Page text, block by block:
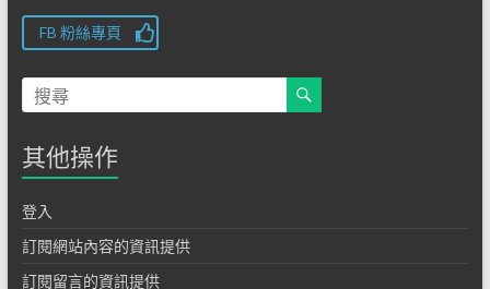
FB 粉絲專頁
其他操作
登入
訂閱網站內容的資訊提供
訂閱留言的資訊提供